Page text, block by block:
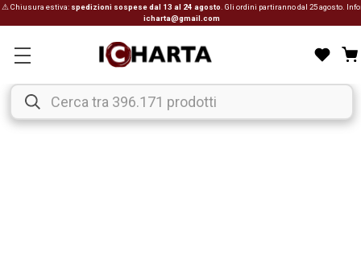
⚠ Chiusura estiva: spedizioni sospese dal 13 al 24 agosto . Gli ordini partiranno dal 25 agosto. Info:
icharta@gmail.com